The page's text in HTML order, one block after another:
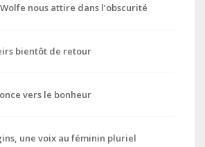
nous attire dans l’obscurité
bientôt de retour
vers le bonheur
une voix au féminin pluriel